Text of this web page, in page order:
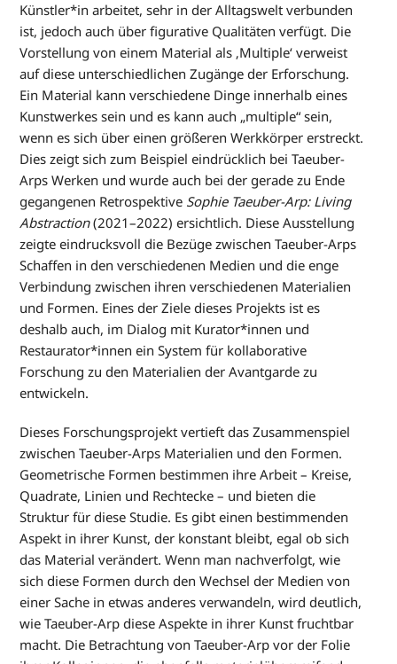
Künstler*in arbeitet, sehr in der Alltagswelt verbunden
ist, jedoch auch über figurative Qualitäten verfügt. Die
Vorstellung von einem Material als ‚Multiple‘ verweist
auf diese unterschiedlichen Zugänge der Erforschung.
Ein Material kann verschiedene Dinge innerhalb eines
Kunstwerkes sein und es kann auch „multiple“ sein,
wenn es sich über einen größeren Werkkörper erstreckt.
Dies zeigt sich zum Beispiel eindrücklich bei Taeuber-
Arps Werken und wurde auch bei der gerade zu Ende
gegangenen Retrospektive Sophie Taeuber-Arp: Living
Abstraction(2021–2022) ersichtlich. Diese Ausstellung
zeigte eindrucksvoll die Bezüge zwischen Taeuber-Arps
Schaffen in den verschiedenen Medien und die enge
Verbindung zwischen ihren verschiedenen Materialien
und Formen. Eines der Ziele dieses Projekts ist es
deshalb auch, im Dialog mit Kurator*innen und
Restaurator*innen ein System für kollaborative
Forschung zu den Materialien der Avantgarde zu
entwickeln.
Dieses Forschungsprojekt vertieft das Zusammenspiel
zwischen Taeuber-Arps Materialien und den Formen.
Geometrische Formen bestimmen ihre Arbeit – Kreise,
Quadrate, Linien und Rechtecke – und bieten die
Struktur für diese Studie. Es gibt einen bestimmenden
Aspekt in ihrer Kunst, der konstant bleibt, egal ob sich
das Material verändert. Wenn man nachverfolgt, wie
sich diese Formen durch den Wechsel der Medien von
einer Sache in etwas anderes verwandeln, wird deutlich,
wie Taeuber-Arp diese Aspekte in ihrer Kunst fruchtbar
macht. Die Betrachtung von Taeuber-Arp vor der Folie